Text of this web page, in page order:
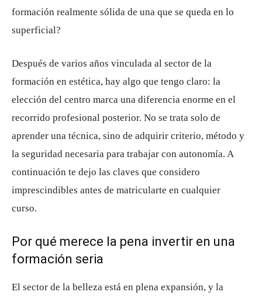
formación realmente sólida de una que se queda en lo
superficial?
Después de varios años vinculada al sector de la
formación en estética, hay algo que tengo claro: la
elección del centro marca una diferencia enorme en el
recorrido profesional posterior. No se trata solo de
aprender una técnica, sino de adquirir criterio, método y
la seguridad necesaria para trabajar con autonomía. A
continuación te dejo las claves que considero
imprescindibles antes de matricularte en cualquier
curso.
Por qué merece la pena invertir en una
formación seria
El sector de la belleza está en plena expansión, y la